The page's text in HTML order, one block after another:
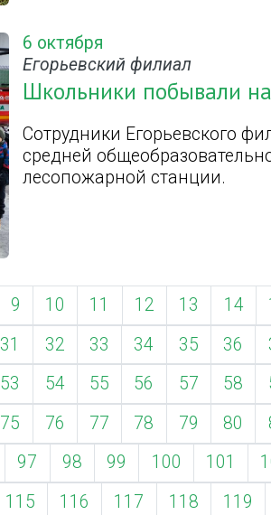
6 октября
Егорьевский филиал
Школьники побывали
Сотрудники Егорьевского
средней
лесопожарной станции.
9 10 11 12 13 14
31 32 33 34 35 36
53 54 55 56 57 58
75 76 77 78 79 80
97 98 99 100 101
115 116 117 118 119